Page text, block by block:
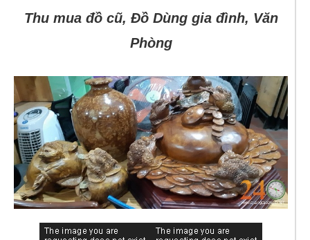
Thu mua đồ cũ, Đồ Dùng gia đình, Văn
Phòng